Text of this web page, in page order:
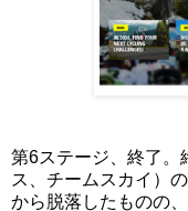
第6ステージ、終了。
ス、チームスカイ）
から脱落したものの